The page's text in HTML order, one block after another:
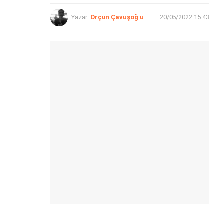
Yazar: Orçun Çavuşoğlu 20/05/2022 15:43